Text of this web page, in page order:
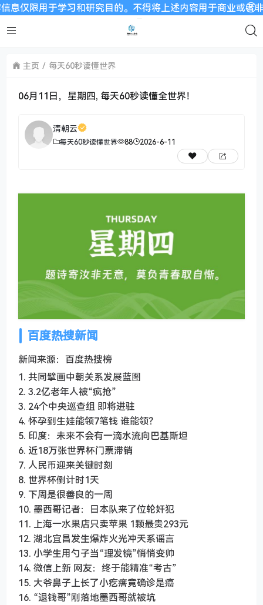
限用于学习和研究目的。不得将上述内容用于商业或者非
主页 每天60秒读懂世界
06月11日，星期四, 每天60秒读懂全世界！
清朝云
每天60秒读懂世界 88 2026-6-11
百度热搜新闻
新闻来源：百度热搜榜
1. 共同擘画中朝关系发展蓝图
2. 3.2亿老年人被“疯抢”
3. 24个中央巡查组 即将进驻
4. 怀孕到生娃能领7笔钱 谁能领？
5. 印度：未来不会有一滴水流向巴基斯坦
6. 近18万张世界杯门票滞销
7. 人民币迎来关键时刻
8. 世界杯倒计时1天
9. 下周是很善良的一周
10. 墨西哥记者：日本队来了位轮奸犯
11. 上海一水果店只卖苹果 1颗最贵293元
12. 湖北宜昌发生爆炸火光冲天系谣言
13. 小学生用勺子当“理发镜”悄悄变帅
14. 微信上新 网友：终于能精准“考古”
15. 大爷鼻子上长了小疙瘩竟确诊是癌
16. “退钱哥”刚落地墨西哥就被坑